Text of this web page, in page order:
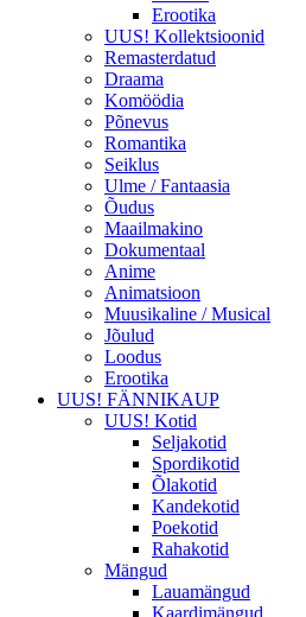
Erootika
UUS! Kollektsioonid
Remasterdatud
Draama
Komöödia
Põnevus
Romantika
Seiklus
Ulme / Fantaasia
Õudus
Maailmakino
Dokumentaal
Anime
Animatsioon
Muusikaline / Musical
Jõulud
Loodus
Erootika
UUS! FÄNNIKAUP
UUS! Kotid
Seljakotid
Spordikotid
Õlakotid
Kandekotid
Poekotid
Rahakotid
Mängud
Lauamängud